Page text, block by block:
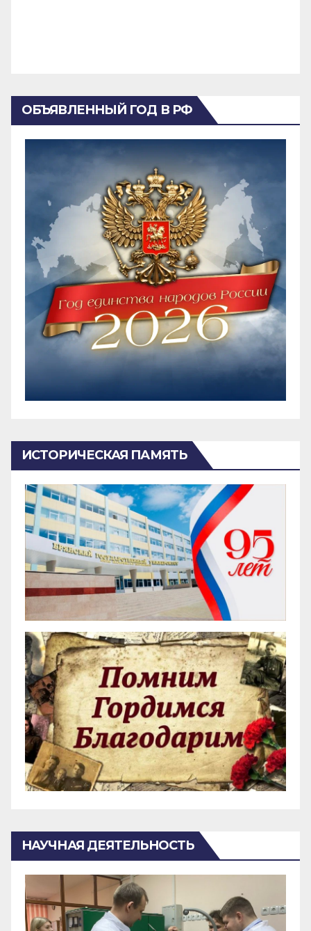
ОБЪЯВЛЕННЫЙ ГОД В РФ
ИСТОРИЧЕСКАЯ ПАМЯТЬ
НАУЧНАЯ ДЕЯТЕЛЬНОСТЬ